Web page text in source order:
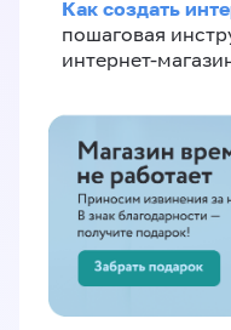
Как создать
пошаговая
интернет-